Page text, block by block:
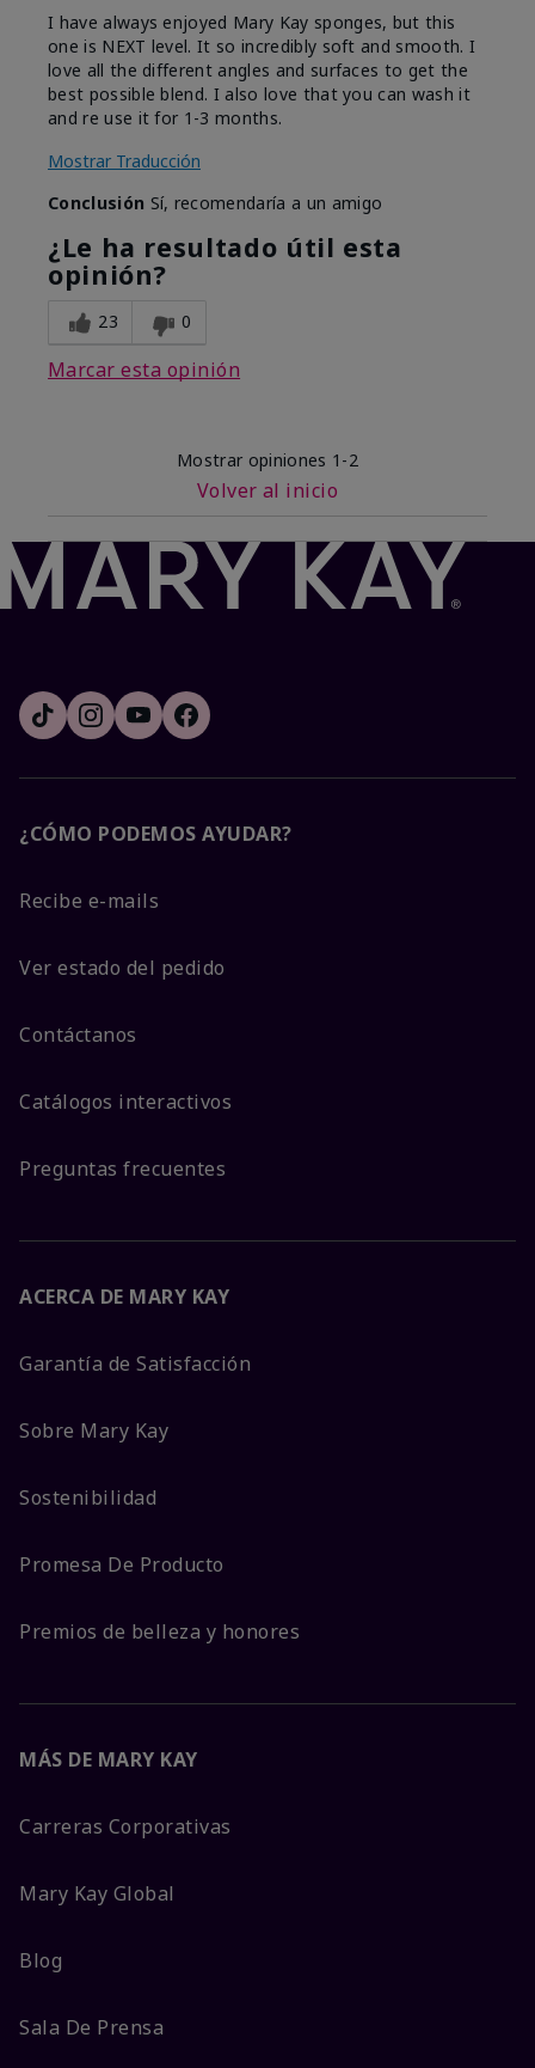
I have always enjoyed Mary Kay sponges, but this
one is NEXT level. It so incredibly soft and smooth. I
love all the different angles and surfaces to get the
best possible blend. I also love that you can wash it
and re use it for 1-3 months.
Mostrar Traducción
Conclusión Sí, recomendaría a un amigo
¿Le ha resultado útil esta
opinión?
23 0
Marcar esta opinión
Mostrar opiniones 1-2
Volver al inicio
¿CÓMO PODEMOS AYUDAR?
Recibe e-mails
Ver estado del pedido
Contáctanos
Catálogos interactivos
Preguntas frecuentes
ACERCA DE MARY KAY
Garantía de Satisfacción
Sobre Mary Kay
Sostenibilidad
Promesa De Producto
Premios de belleza y honores
MÁS DE MARY KAY
Carreras Corporativas
Mary Kay Global
Blog
Sala De Prensa